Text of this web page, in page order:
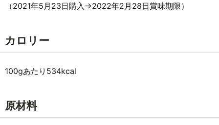
（2021年5月23日購入→2022年2月28日賞味期限）
カロリー
100gあたり534kcal
原材料